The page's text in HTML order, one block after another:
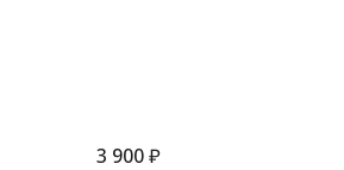
3 900₽